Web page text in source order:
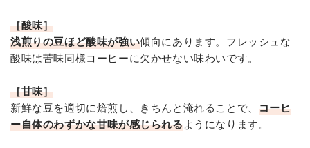
［酸味］
浅煎りの豆ほど酸味が強い傾向にあります。フレッシュな
酸味は苦味同様コーヒーに欠かせない味わいです。
［甘味］
新鮮な豆を適切に焙煎し、きちんと淹れることで、 コーヒ
ー自体のわずかな甘味が感じられるようになります。